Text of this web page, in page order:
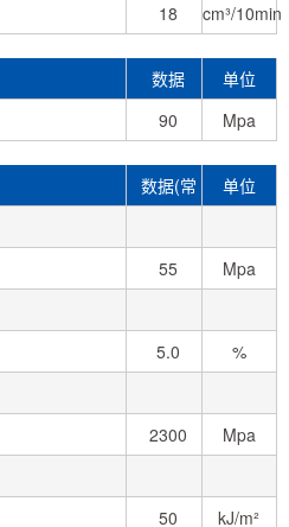
18 cm³/10min
数据
单位
90 Mpa
数据(常
单位
55
Mpa
5.0
%
2300
Mpa
50
kJ/m²